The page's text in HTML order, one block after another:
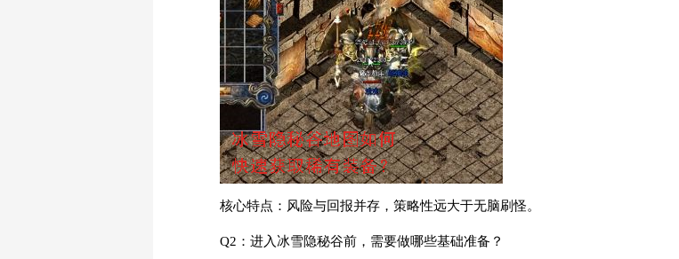
核心特点：风险与回报并存，策略性远大于无脑刷怪。
Q2：进入冰雪隐秘谷前，需要做哪些基础准备？